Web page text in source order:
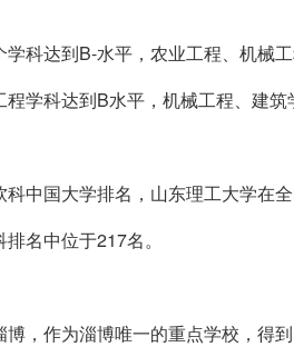
科达到B-水平，农业工程、机械
学科达到B水平，机械工程、建筑
科中国大学排名，山东理工大学在
名中位于217名。
，作为淄博唯一的重点学校，得到